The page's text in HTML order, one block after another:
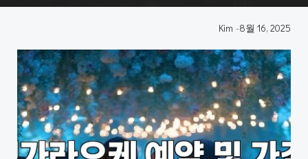
Kim -8월 16, 2025